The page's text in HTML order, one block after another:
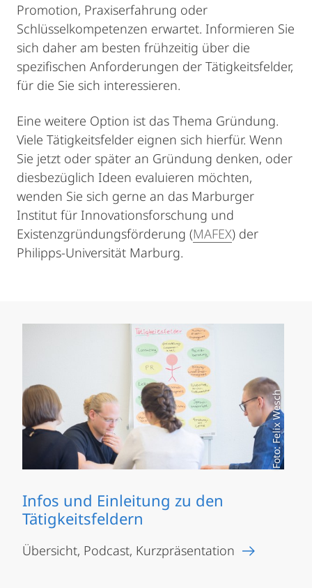
Promotion, Praxiserfahrung oder
Schlüsselkompetenzen erwartet. Informieren Sie
sich daher am besten frühzeitig über die
spezifischen Anforderungen der Tätigkeitsfelder,
für die Sie sich interessieren.
Eine weitere Option ist das Thema Gründung.
Viele Tätigkeitsfelder eignen sich hierfür. Wenn
Sie jetzt oder später an Gründung denken, oder
diesbezüglich Ideen evaluieren möchten,
wenden Sie sich gerne an das Marburger
Institut für Innovationsforschung und
Existenzgründungsförderung (MAFEX) der
Philipps-Universität Marburg.
Foto: Felix Wesch
Infos und Einleitung zu den
Tätigkeitsfeldern
Übersicht, Podcast, Kurzpräsentation